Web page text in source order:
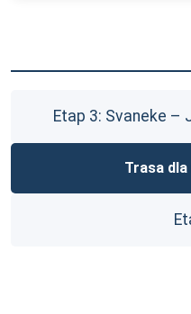
Etap 3: Svaneke –
Trasa